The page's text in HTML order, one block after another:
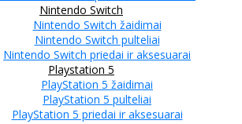
Nintendo Switch
Nintendo Switch žaidimai
Nintendo Switch pulteliai
Nintendo Switch priedai ir aksesuarai
Playstation 5
PlayStation 5 žaidimai
PlayStation 5 pulteliai
PlayStation 5 priedai ir aksesuarai